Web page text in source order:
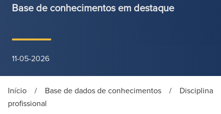
Base de conhecimentos em destaque
11-05-2026
Início / Base de dados de conhecimentos /
Disciplina
profissional